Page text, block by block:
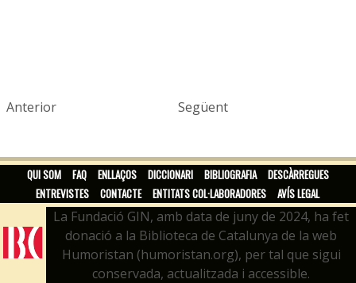
Anterior Següent
QUI SOM FAQ ENLLAÇOS DICCIONARI BIBLIOGRAFIA
DESCÀRREGUES
ENTREVISTES
CONTACTE ENTITATS COL·LABORADORES AVÍS LEGAL
La Fundació GIN, amb data de juny de 2024, ha fet
donació a la Biblioteca de Catalunya de la web
Humoristan (humoristan.org), per tal que sigui
conservada, actualitzada i accessible.